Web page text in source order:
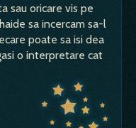
sau oricare vis pe
sa incercam sa-l
poate sa isi dea
o interpretare cat